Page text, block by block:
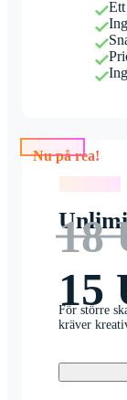
Ett
Nu på rea!
18
15
För större
kräver